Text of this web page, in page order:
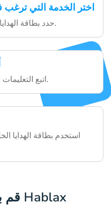
اختر الخدمة التي
حدد بطاقة الهدايا الرقمية التي تفضلها.
اتبع التعليمات لإكمال عملية الشراء.
استخدم بطاقة الهدايا
قم بتحميل تطبيق Hablax